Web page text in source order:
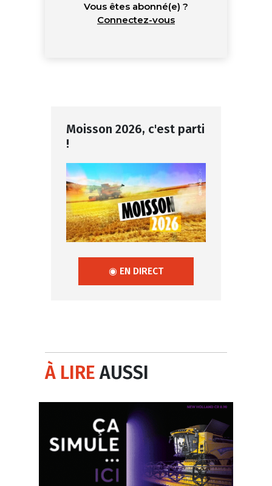
Vous êtes abonné(e) ?
Connectez-vous
Moisson 2026, c'est parti
!
◉ EN DIRECT
À LIREAUSSI